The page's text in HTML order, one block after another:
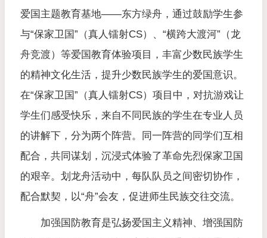
爱国主题教育基地——东方绿舟，通过鼓励学生参
与“保家卫国”（真人镭射CS）、“横跨大渡河”（龙
舟竞渡）等爱国教育体验项目，丰富少数民族学生
的精神文化生活，提升少数民族学生的爱国意识。
在“保家卫国”（真人镭射CS）项目中，对抗游戏让
学生们感受快乐，来自不同民族的学生在专业人员
的讲解下，分为两个阵营。同一阵营的同学们互相
配合，共同谋划，沉浸式体验了革命先烈保家卫国
的艰辛。 划龙舟活动中，每队队员之间密切协作，
配合默契，以“舟”会友，促进师生民族交往交流。
加强国防教育是弘扬爱国主义精神、增强国防